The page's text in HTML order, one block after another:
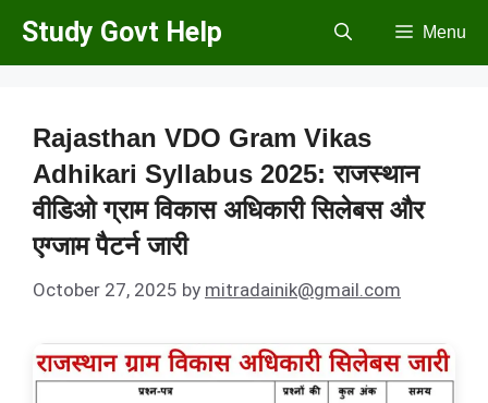
Skip
Study Govt Help Menu
Rajasthan VDO Gram Vikas
Adhikari Syllabus 2025: राजस्थान
वीडिओ ग्राम विकास अधिकारी सिलेबस और
एग्जाम पैटर्न जारी
October 27, 2025 by mitradainik@gmail.com